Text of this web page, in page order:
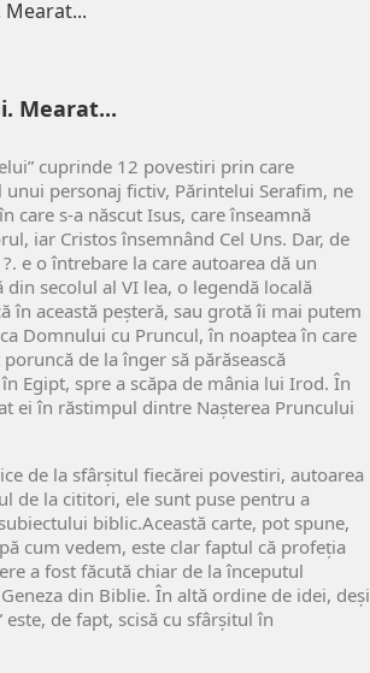
Mearat...
cuprinde 12 povestiri prin care
personaj fictiv, Părintelui Serafim, ne
care s-a născut Isus, care înseamnă
iar Cristos însemnând Cel Uns. Dar, de
?. e o întrebare la care autoarea dă un
din secolul al VI lea, o legendă locală
în această peșteră, sau grotă îi mai putem
Domnului cu Pruncul, în noaptea în care
de la înger să părăsească
Egipt, spre a scăpa de mânia lui Irod. În
ei în răstimpul dintre Nașterea Pruncului
de la sfârșitul fiecărei povestiri, autoarea
de la cititori, ele sunt puse pentru a
biblic.Această carte, pot spune,
cum vedem, este clar faptul că profeția
a fost făcută chiar de la începutul
din Biblie. În altă ordine de idei, deși
este, de fapt, scisă cu sfârșitul în